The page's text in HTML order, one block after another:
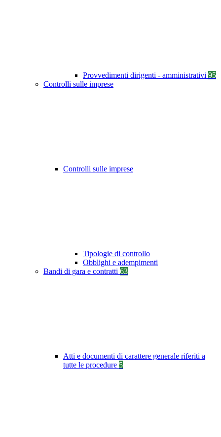
Provvedimenti dirigenti - amministrativi 95
Controlli sulle imprese
Controlli sulle imprese
Tipologie di controllo
Obblighi e adempimenti
Bandi di gara e contratti 63
Atti e documenti di carattere generale riferiti a
tutte le procedure 5